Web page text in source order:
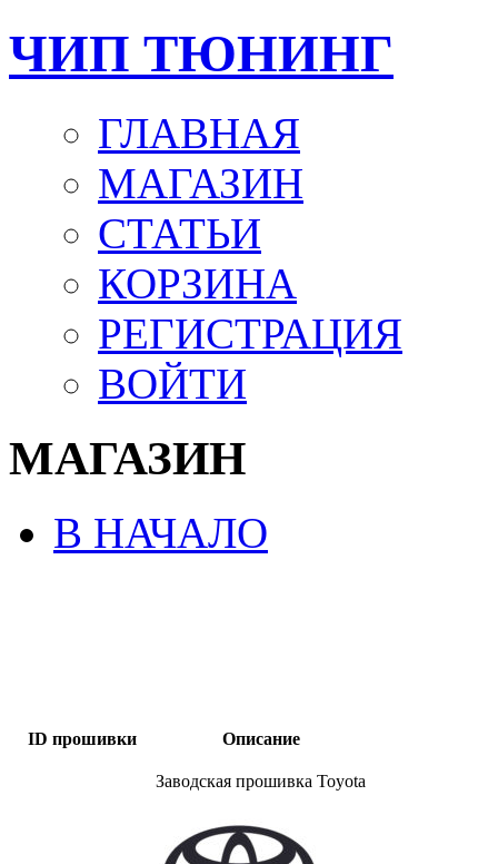
ЧИП ТЮНИНГ
ГЛАВНАЯ
МАГАЗИН
СТАТЬИ
КОРЗИНА
РЕГИСТРАЦИЯ
ВОЙТИ
МАГАЗИН
В НАЧАЛО
ID прошивки Описание
Заводская прошивка Toyota